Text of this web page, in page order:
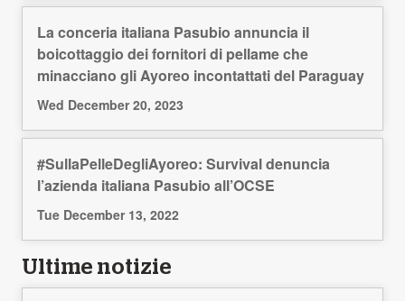
La conceria italiana Pasubio annuncia il
boicottaggio dei fornitori di pellame che
minacciano gli Ayoreo incontattati del Paraguay
Wed December 20, 2023
#SullaPelleDegliAyoreo: Survival denuncia
l’azienda italiana Pasubio all’OCSE
Tue December 13, 2022
Ultime notizie